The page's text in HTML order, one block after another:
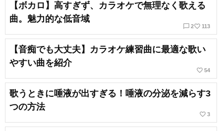
【ボカロ】高すぎず、カラオケで無理なく歌える
曲。魅力的な低音域
chat_bubble_outline 2favorite_border 113
【音痴でも大丈夫】カラオケ練習曲に最適な歌い
やすい曲を紹介
favorite_border 54
歌うときに唾液が出すぎる！唾液の分泌を減らす3
つの方法
favorite_border 3